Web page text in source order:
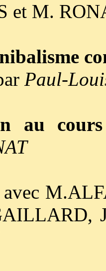
et M.
Paul-
au
avec